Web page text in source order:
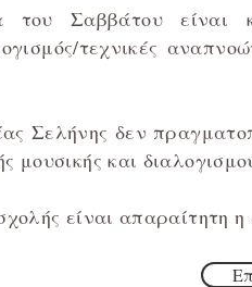
Σαββάτου είναι
τεχνικές
Σελήνης δεν
μουσικής και
είναι απαραίτητη